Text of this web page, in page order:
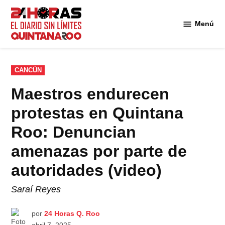
Saltar
contenido
Menú
PUBLICADO
EN
CANCÚN
Maestros endurecen
protestas en Quintana
Roo: Denuncian
amenazas por parte de
autoridades (video)
Saraí Reyes
por 24 Horas Q. Roo